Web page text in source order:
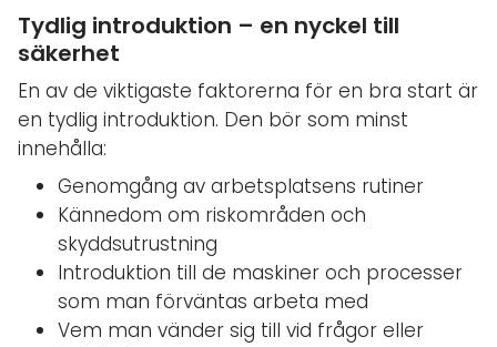
Tydlig introduktion – en nyckel till
säkerhet
En av de viktigaste faktorerna för en bra start är
en tydlig introduktion. Den bör som minst
innehålla:
Genomgång av arbetsplatsens rutiner
Kännedom om riskområden och
skyddsutrustning
Introduktion till de maskiner och processer
som man förväntas arbeta med
Vem man vänder sig till vid frågor eller